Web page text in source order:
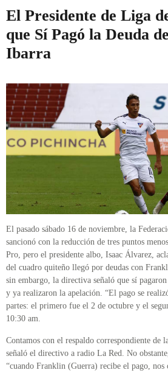
El Presidente de Liga
que Sí Pagó la Deuda
Ibarra
El pasado sábado 16 de noviembre, la
sancionó con la reducción de tres puntos
Pro, pero el presidente albo, Isaac Álvarez,
del cuadro quiteño llegó por deudas con
sin embargo, la directiva señaló que sí
y ya realizaron la apelación. “El pago se
partes: el primero fue el 2 de octubre y el
10:30 am.
Contamos con el respaldo correspondiente de
señaló el directivo a radio La Red. No
“cuando Franklin (Guerra) recibe el pago, nos